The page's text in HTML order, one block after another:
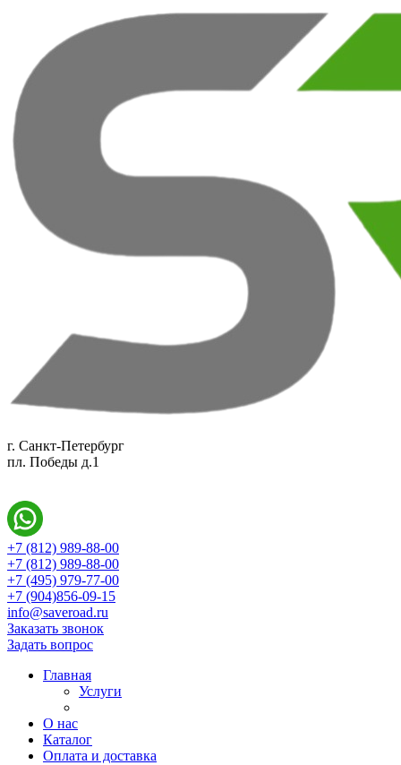
г. Санкт-Петербург
пл. Победы д.1
+7 (812) 989-88-00
+7 (812) 989-88-00
+7 (495) 979-77-00
+7 (904)856-09-15
info@saveroad.ru
Заказать звонок
Задать вопрос
Главная
Услуги
О нас
Каталог
Оплата и доставка